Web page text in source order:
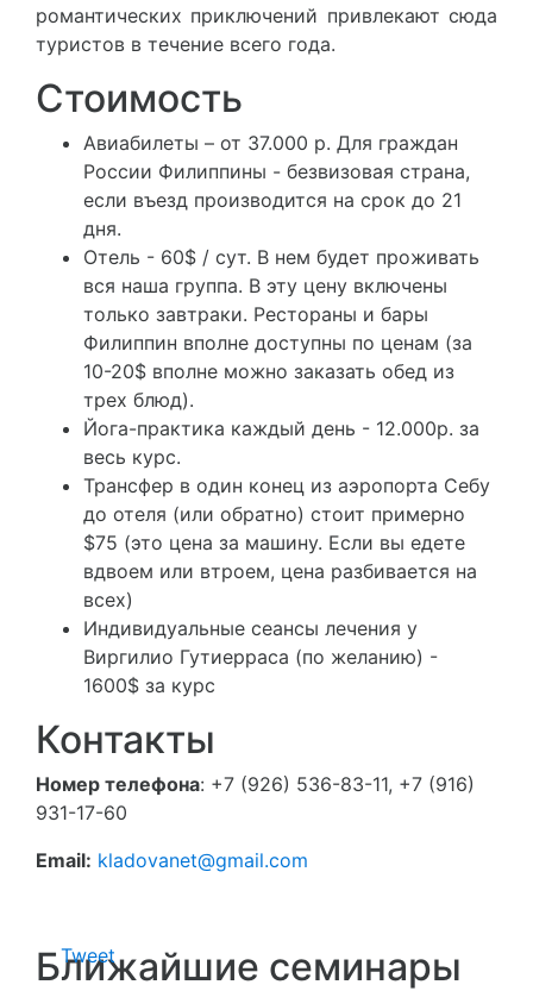
романтических приключений привлекают сюда
туристов в течение всего года.
Стоимость
Авиабилеты – от 37.000 р. Для граждан
России Филиппины - безвизовая страна,
если въезд производится на срок до 21
дня.
Отель - 60$ / сут. В нем будет проживать
вся наша группа. В эту цену включены
только завтраки. Рестораны и бары
Филиппин вполне доступны по ценам (за
10-20$ вполне можно заказать обед из
трех блюд).
Йога-практика каждый день - 12.000р. за
весь курс.
Трансфер в один конец из аэропорта Себу
до отеля (или обратно) стоит примерно
$75 (это цена за машину. Если вы едете
вдвоем или втроем, цена разбивается на
всех)
Индивидуальные сеансы лечения у
Виргилио Гутиерраса (по желанию) -
1600$ за курс
Контакты
Номер телефона: +7 (926) 536-83-11, +7 (916)
931-17-60
Email: kladovanet@gmail.com
Tweet
Ближайшие семинары